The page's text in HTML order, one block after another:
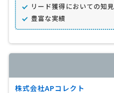
リード獲得においての知見
豊富な実績
株式会社APコレクト